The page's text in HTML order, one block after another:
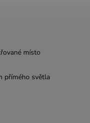
místo
přímého světla